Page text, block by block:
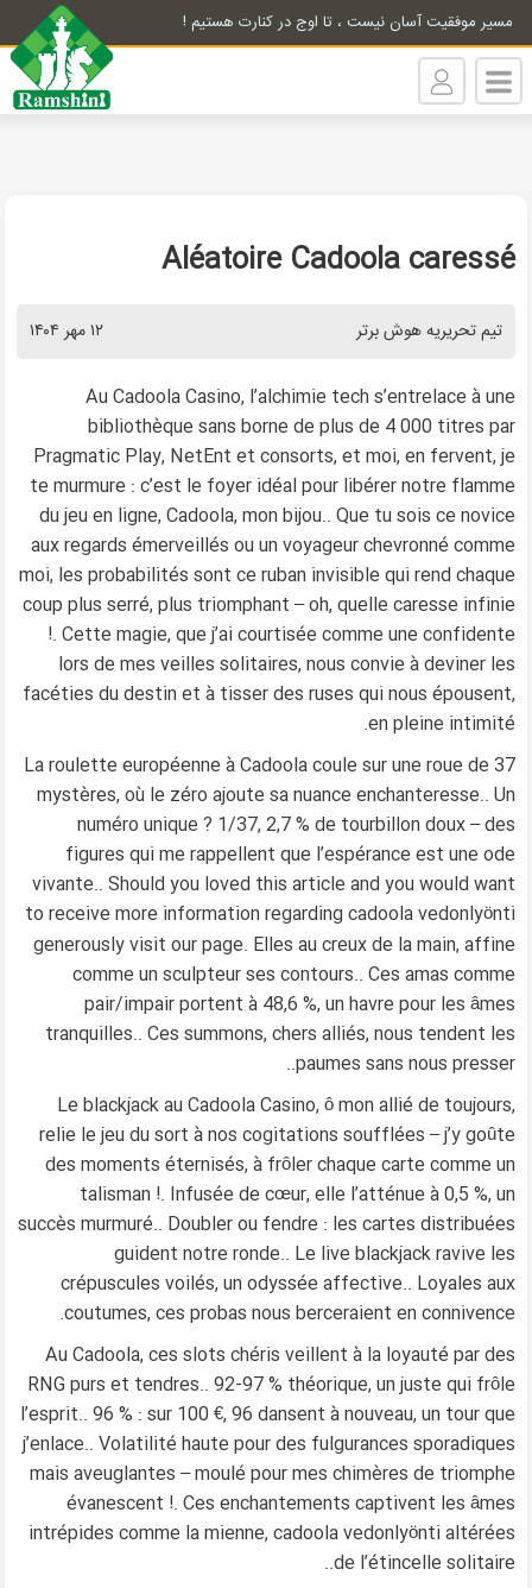
مسیر موفقیت آسان نیست ، تا اوج در کنارت هستیم !
Aléatoire Cadoola caressé
تیم تحریریه هوش برتر ۱۲ مهر ۱۴۰۴
Au Cadoola Casino, l’alchimie tech s’entrelace à une
bibliothèque sans borne de plus de 4 000 titres par
Pragmatic Play, NetEnt et consorts, et moi, en fervent, je
te murmure : c’est le foyer idéal pour libérer notre flamme
du jeu en ligne, Cadoola, mon bijou.. Que tu sois ce novice
aux regards émerveillés ou un voyageur chevronné comme
moi, les probabilités sont ce ruban invisible qui rend chaque
coup plus serré, plus triomphant – oh, quelle caresse infinie
!. Cette magie, que j’ai courtisée comme une confidente
lors de mes veilles solitaires, nous convie à deviner les
facéties du destin et à tisser des ruses qui nous épousent,
en pleine intimité.
La roulette européenne à Cadoola coule sur une roue de 37
mystères, où le zéro ajoute sa nuance enchanteresse.. Un
numéro unique ? 1/37, 2,7 % de tourbillon doux – des
figures qui me rappellent que l’espérance est une ode
vivante.. Should you loved this article and you would want
to receive more information regarding cadoola vedonlyönti
generously visit our page. Elles au creux de la main, affine
comme un sculpteur ses contours.. Ces amas comme
pair/impair portent à 48,6 %, un havre pour les âmes
tranquilles.. Ces summons, chers alliés, nous tendent les
paumes sans nous presser..
Le blackjack au Cadoola Casino, ô mon allié de toujours,
relie le jeu du sort à nos cogitations soufflées – j’y goûte
des moments éternisés, à frôler chaque carte comme un
talisman !. Infusée de cœur, elle l’atténue à 0,5 %, un
succès murmuré.. Doubler ou fendre : les cartes distribuées
guident notre ronde.. Le live blackjack ravive les
crépuscules voilés, un odyssée affective.. Loyales aux
coutumes, ces probas nous berceraient en connivence.
Au Cadoola, ces slots chéris veillent à la loyauté par des
RNG purs et tendres.. 92-97 % théorique, un juste qui frôle
l’esprit.. 96 % : sur 100 €, 96 dansent à nouveau, un tour que
j’enlace.. Volatilité haute pour des fulgurances sporadiques
mais aveuglantes – moulé pour mes chimères de triomphe
évanescent !. Ces enchantements captivent les âmes
intrépides comme la mienne, cadoola vedonlyönti altérées
de l’étincelle solitaire..